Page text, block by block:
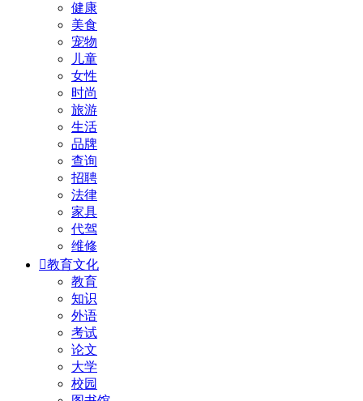
健康
美食
宠物
儿童
女性
时尚
旅游
生活
品牌
查询
招聘
法律
家具
代驾
维修
教育文化
教育
知识
外语
考试
论文
大学
校园